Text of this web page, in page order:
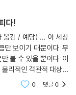
상대에게 완전히 집
은 특히 더 눈에 띈
객관화함으로써 고통
게 행동한 것이다. 그
작은 빛이라도 잡으
다!
예담) … 이 세상
만 보이기 때문이다. 무
볼 수 있을 뿐이다. 이
리적인 객관적 대상이
세계라는 것이다. 즉,
0 댓글0